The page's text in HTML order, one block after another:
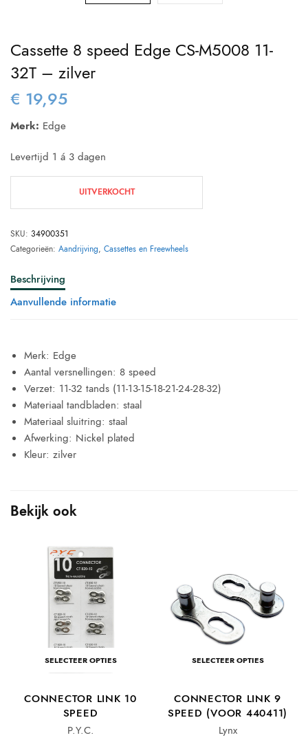
Cassette 8 speed Edge CS-M5008 11-
32T – zilver
€ 19,95
Merk: Edge
Levertijd 1 á 3 dagen
UITVERKOCHT
SKU: 34900351
Categorieën: Aandrijving, Cassettes en Freewheels
Beschrijving
Aanvullende informatie
Merk: Edge
Aantal versnellingen: 8 speed
Verzet: 11-32 tands (11-13-15-18-21-24-28-32)
Materiaal tandbladen: staal
Materiaal sluitring: staal
Afwerking: Nickel plated
Kleur: zilver
Bekijk ook
SELECTEER OPTIES
CONNECTOR LINK 10
SPEED
P.Y.C.
SELECTEER OPTIES
CONNECTOR LINK 9
SPEED (VOOR 440411)
Lynx